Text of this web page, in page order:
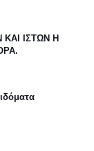
ΙΣΤΩΝ Η